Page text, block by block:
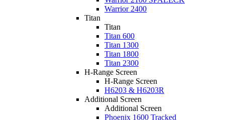
Warrior 2400
Titan
Titan
Titan 600
Titan 1300
Titan 1800
Titan 2300
H-Range Screen
H-Range Screen
H6203 & H6203R
Additional Screen
Additional Screen
Phoenix 1600 Tracked